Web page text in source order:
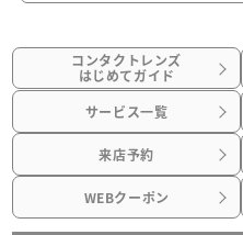
コンタクトレンズ
はじめてガイド
サービス一覧
来店予約
WEBクーポン